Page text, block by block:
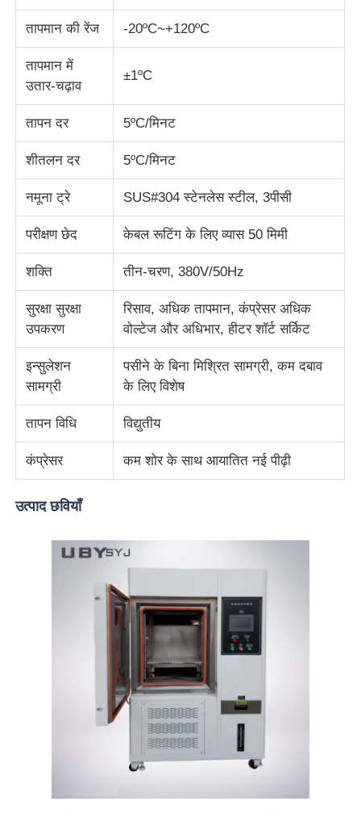
जूते परीक्षण उपकरण
निर्माण सामग्री परीक्षण उपकरण
पैकेजिंग परीक्षण उपकरण
कपड़ा परीक्षण मशीन
तापमान और आर्द्रता नियंत्रक
कठोरता परीक्षक
तापमान की रेंज -20ºC~+120ºC
तापमान में
उतार-चढ़ाव
±1ºC
तापन दर 5ºC/मिनट
शीतलन दर 5ºC/मिनट
नमूना ट्रे SUS#304 स्टेनलेस स्टील, 3पीसी
परीक्षण छेद केबल रूटिंग के लिए व्यास 50 मिमी
शक्ति तीन-चरण, 380V/50Hz
सुरक्षा सुरक्षा
उपकरण
रिसाव, अधिक तापमान, कंप्रेसर अधिक
वोल्टेज और अधिभार, हीटर शॉर्ट सर्किट
इन्सुलेशन
सामग्री
पसीने के बिना मिश्रित सामग्री, कम दबाव
के लिए विशेष
तापन विधि विद्युतीय
कंप्रेसर कम शोर के साथ आयातित नई पीढ़ी
उत्पाद छवियाँ